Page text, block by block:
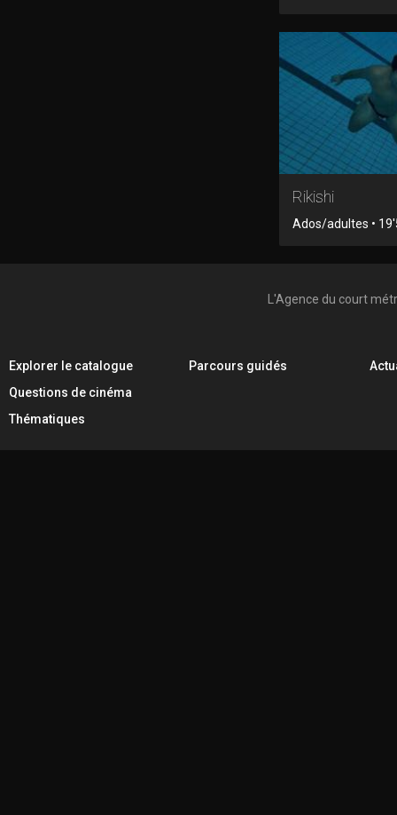
Rikishi
Ados/adultes •
L'Agence du court
Explorer le catalogue
Questions de cinéma
Thématiques
Parcours guidés